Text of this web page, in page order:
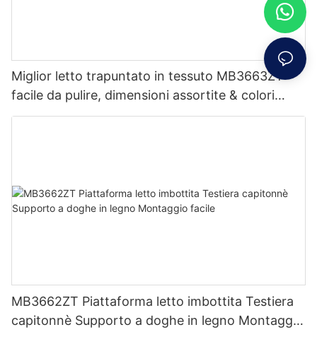
Miglior letto trapuntato in tessuto MB3663ZT
facile da pulire, dimensioni assortite & colori
prezzo di fabbrica - Mobili JLH
MB3662ZT Piattaforma letto imbottita Testiera
capitonnè Supporto a doghe in legno Montaggio